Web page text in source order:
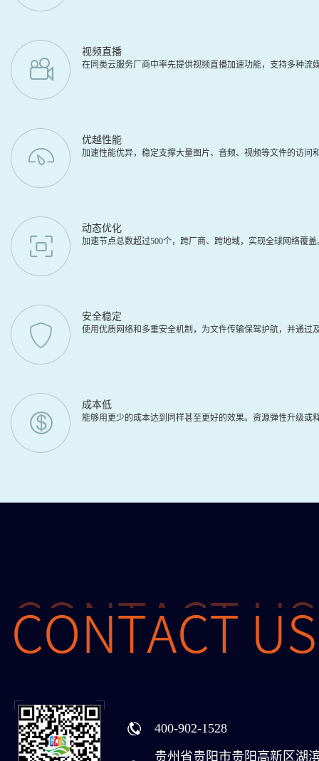
视频直播
在同类云服务厂商中率先提供视频直播加速功能，支持多种流
优越性能
加速性能优异，稳定支撑大量图片、音频、视频等文件的访问
动态优化
加速节点总数超过500个，跨厂商、跨地域，实现全球网络覆
安全稳定
使用优质网络和多重安全机制，为文件传输保驾护航，并通
成本低
能够用更少的成本达到同样甚至更好的效果。资源弹性升级或
400-902-1528
贵州省贵阳市贵阳高新区湖